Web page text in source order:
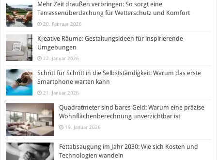
Mehr Zeit draußen verbringen: So sorgt eine
Terrassenüberdachung für Wetterschutz und Komfort
20. Februar 2026
Kreative Räume: Gestaltungsideen für inspirierende
Umgebungen
22. Januar 2026
Schritt für Schritt in die Selbstständigkeit: Warum das erste
Smartphone warten kann
21. Januar 2026
Quadratmeter sind bares Geld: Warum eine präzise
Wohnflächenberechnung unverzichtbar ist
19. Januar 2026
Fettabsaugung im Jahr 2030: Wie sich Kosten und
Technologien wandeln